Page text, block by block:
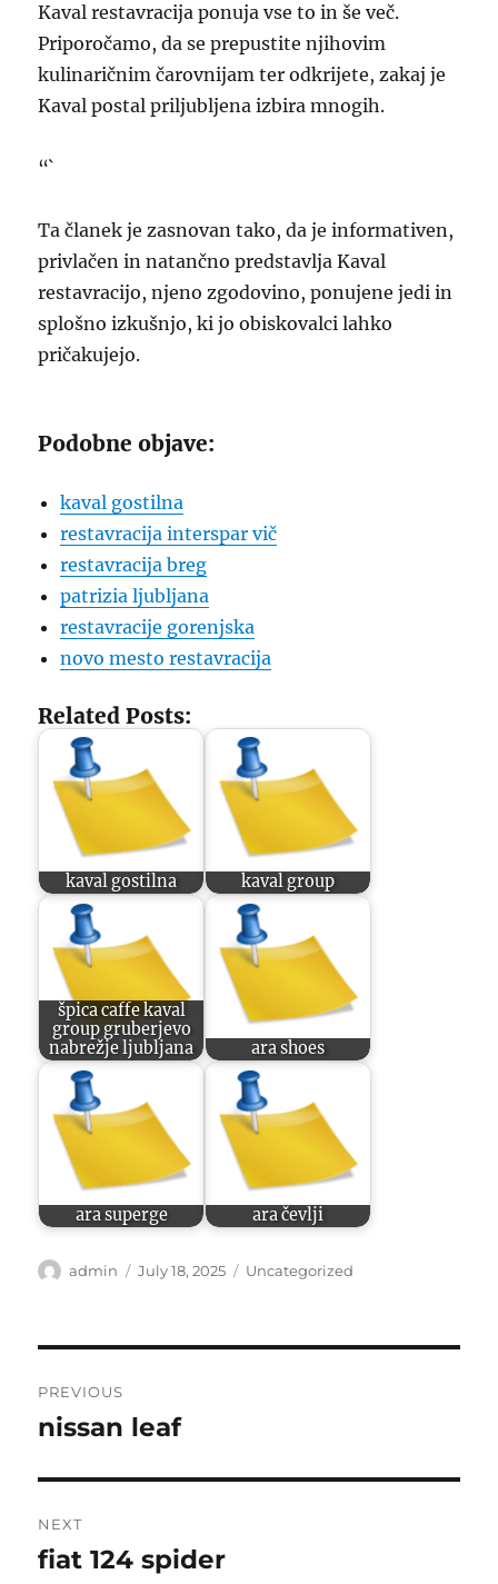
Kaval restavracija ponuja vse to in še več.
Priporočamo, da se prepustite njihovim
kulinaričnim čarovnijam ter odkrijete, zakaj je
Kaval postal priljubljena izbira mnogih.
“`
Ta članek je zasnovan tako, da je informativen,
privlačen in natančno predstavlja Kaval
restavracijo, njeno zgodovino, ponujene jedi in
splošno izkušnjo, ki jo obiskovalci lahko
pričakujejo.
Podobne objave:
kaval gostilna
restavracija interspar vič
restavracija breg
patrizia ljubljana
restavracije gorenjska
novo mesto restavracija
Related Posts:
kaval gostilna kaval group
špica caffe kaval
group gruberjevo
nabrežje ljubljana
ara shoes
ara superge ara čevlji
Author
admin
Posted
July 18, 2025 Categories
Uncategorized
navigation
PREVIOUS
Previous
nissan leaf
NEXT
Next
fiat 124 spider